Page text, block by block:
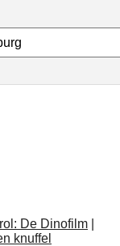
De Dinofilm
knuffel